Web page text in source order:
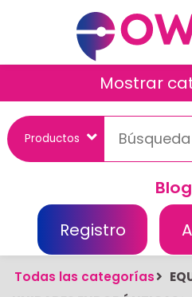
Mostrar
Blog
Registro
Todas las categorías